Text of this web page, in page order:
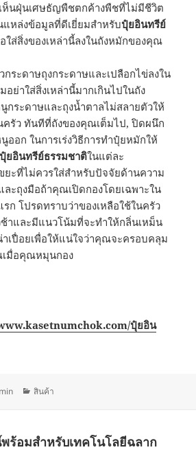
ห็นฝุ่นเศษธัญพืชตกค้างพืชที่ไม่มีชีวิต
แหล่งข้อมูลที่ดีเยี่ยมสำหรับปุ๋ยอินทรีย์
ส่สิ่งของเหล่านี้ลงในถังหมักของคุณ
ระดาษถุงกระดาษและเปลือกไข่ลงใน
ย่าใส่สิ่งเหล่านี้มากเกินไปในถัง
กระดาษและถุงน้ำตาลไม่สลายตัวให้
ครัว ทันทีที่ถังของคุณเต็มไป, ปิดผนึก
ออก ในการเร่งวิธีการทำปุ๋ยหมักให้
ปุ๋ยอินทรีย์ธรรมชาติในแต่ละ
ะที่ไม่ควรใส่สำหรับปัจจัยด้านความ
ะถุงมือถ้าคุณเปิดกองโดยเฉพาะใน
ก โปรดทราบว่าของเหลือใช้ในครัว
าและมีแนวโน้มที่จะทำให้กลิ่นเหม็น
เปื่อยเพื่อให้แน่ใจว่าคุณจะครอบคลุม
มื่อคุณหมุนกอง
ปุ๋ยอิน
Categories
สินค้า
ร้อมสำหรับเทคโนโลยีฉลาก